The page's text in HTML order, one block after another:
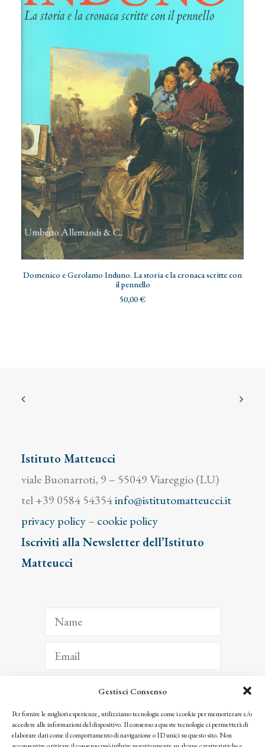
Gestisci Consenso
Per fornire le migliori esperienze, utilizziamo tecnologie come i cookie per memorizzare e/o
accedere alle informazioni del dispositivo. Il consenso a queste tecnologie ci permetterà di
elaborare dati come il comportamento di navigazione o ID unici su questo sito. Non
AGGIUNGI AL CARRELLO
Domenico e Gerolamo Induno. La storia e la cronaca scritte con
il pennello
50,00€
Istituto Matteucci
viale Buonarroti, 9 – 55049 Viareggio (LU)
tel +39 0584 54354info@istitutomatteucci.it
privacy policy– cookie policy
Iscriviti alla Newsletter dell’Istituto
Matteucci
ISCRIVITI
Facendo clic per iscriverti, riconosci che le tue informazioni saranno trattate
seguendo la nostra Privacy Policy